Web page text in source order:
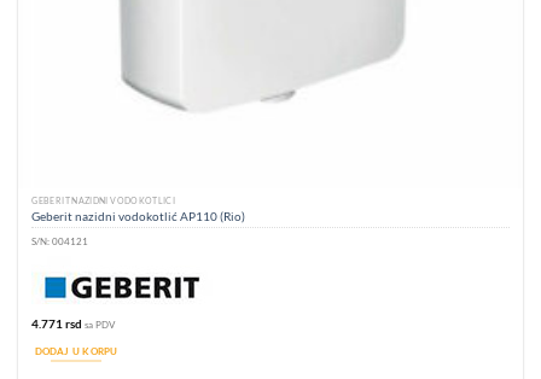
GEBERIT NAZIDNI VODOKOTLIĆI
Geberit nazidni vodokotlić AP110 (Rio)
S/N:004121
4.771rsd sa PDV
DODAJ U KORPU